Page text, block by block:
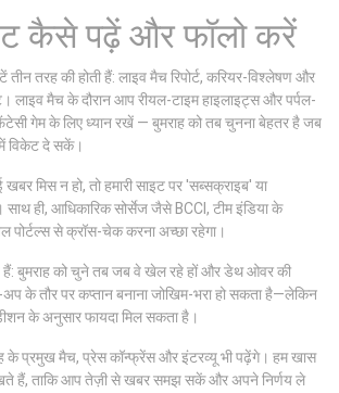
कैसे पढ़ें और फॉलो करें
तरह की होती हैं: लाइव मैच रिपोर्ट, करियर-विश्लेषण और
मैच के दौरान आप रीयल-टाइम हाइलाइट्स और पर्पल-
गेम के लिए ध्यान रखें — बुमराह को तब चुनना बेहतर है जब
विकेट दे सकें।
मिस न हो, तो हमारी साइट पर 'सब्सक्राइब' या
ही, आधिकारिक सोर्सेज जैसे BCCI, टीम इंडिया के
से क्रॉस-चेक करना अच्छा रहेगा।
बुमराह को चुने तब जब वे खेल रहे हों और डेथ ओवर की
के तौर पर कप्तान बनाना जोखिम-भरा हो सकता है—लेकिन
के अनुसार फायदा मिल सकता है।
के प्रमुख मैच, प्रेस कॉन्फ्रेंस और इंटरव्यू भी पढ़ेंगे। हम खास
हैं, ताकि आप तेज़ी से खबर समझ सकें और अपने निर्णय ले